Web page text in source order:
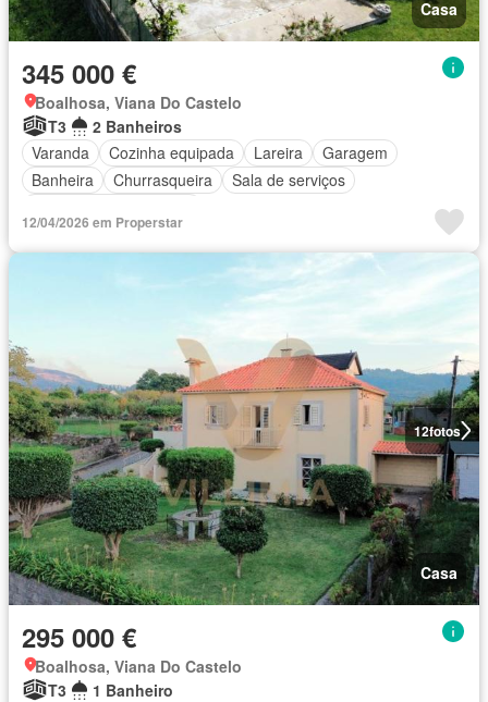
Casa
345 000 €
Boalhosa, Viana Do Castelo
T3
2 Banheiros
Varanda
Cozinha equipada Lareira
Garagem
Banheira
Churrasqueira
Sala de serviços
12/04/2026 em Properstar
12fotos
Casa
295 000 €
Boalhosa, Viana Do Castelo
T3
1 Banheiro